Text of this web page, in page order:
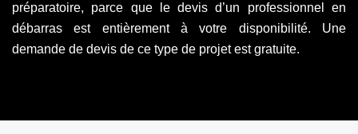
préparatoire, parce que le devis d’un professionnel en
débarras est entièrement à votre disponibilité. Une
demande de devis de ce type de projet est gratuite.